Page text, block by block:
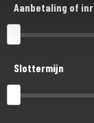
Aanbetaling of
Slottermijn